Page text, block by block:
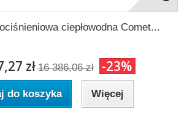
ciepłowodna Comet...
zł 16 386,06 zł -23%
do koszyka Więcej